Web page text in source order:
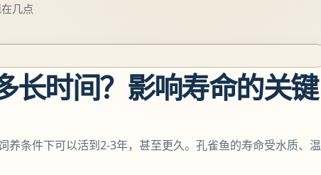
几点
长时间？影响寿命的关键
养条件下可以活到2-3年，甚至更久。孔雀鱼的寿命受水质、温